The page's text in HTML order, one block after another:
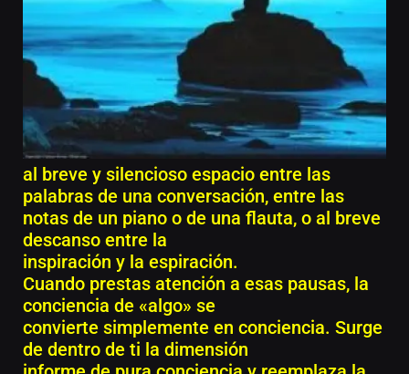
al breve y silencioso espacio entre las
palabras de una conversación, entre las
notas de un piano o de una flauta, o al breve
descanso entre la
inspiración y la espiración.
Cuando prestas atención a esas pausas, la
conciencia de «algo» se
convierte simplemente en conciencia. Surge
de dentro de ti la dimensión